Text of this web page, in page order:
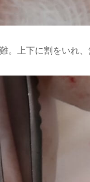
。上下に割をいれ、